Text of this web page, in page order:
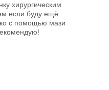
хирургическим
если буду ещё
с помощью мази